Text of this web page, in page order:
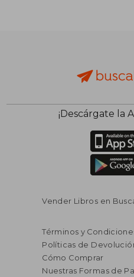
$ 81.803
¡Descárgate la
Vender Libros en
Términos y
Políticas de
Cómo Comprar
Nuestras Formas de